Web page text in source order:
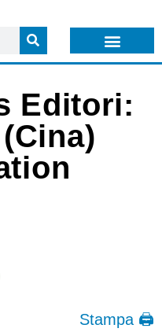
Editori:
Stampa 🖨